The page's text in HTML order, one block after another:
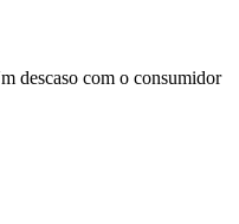
descaso com o consumidor